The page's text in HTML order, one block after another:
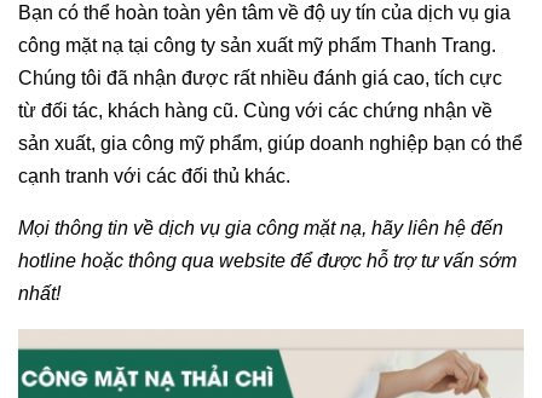
Bạn có thể hoàn toàn yên tâm về độ uy tín của dịch vụ gia
công mặt nạ tại công ty sản xuất mỹ phẩm Thanh Trang.
Chúng tôi đã nhận được rất nhiều đánh giá cao, tích cực
từ đối tác, khách hàng cũ. Cùng với các chứng nhận về
sản xuất, gia công mỹ phẩm, giúp doanh nghiệp bạn có thể
cạnh tranh với các đối thủ khác.
Mọi thông tin về dịch vụ gia công mặt nạ, hãy liên hệ đến
hotline hoặc thông qua website để được hỗ trợ tư vấn sớm
nhất!